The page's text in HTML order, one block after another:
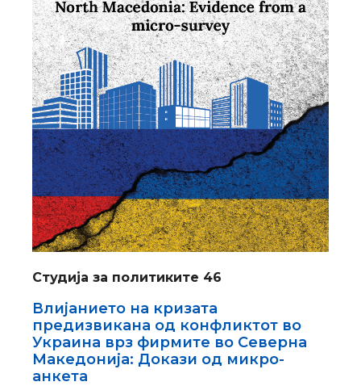
Студија за политиките 46
Влијанието на кризата
предизвикана од конфликтот во
Украина врз фирмите во Северна
Македонија: Докази од микро-
анкета